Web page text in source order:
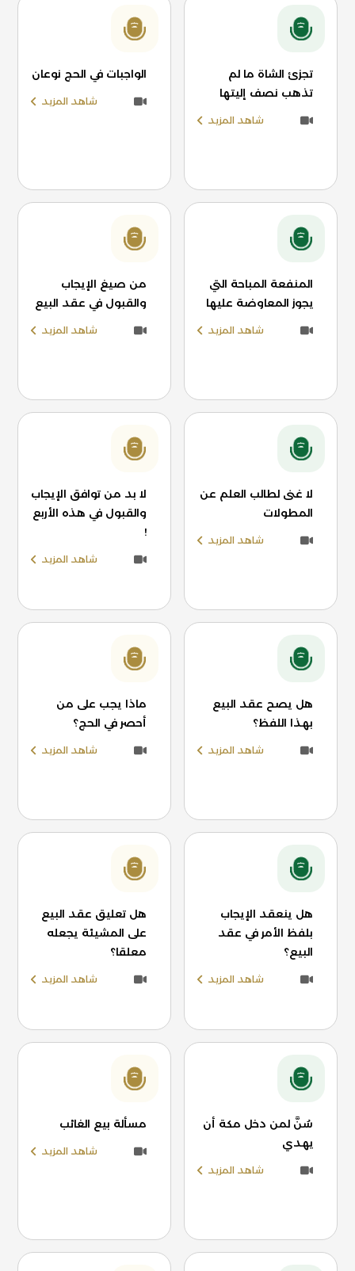
تجزئ الشاة ما لم
تذهب نصف إليتها
شاهد المزيد
الواجبات في الحج نوعان
شاهد المزيد
المنفعة المباحة التي
يجوز المعاوضة عليها
شاهد المزيد
من صيغ الإيجاب
والقبول في عقد البيع
شاهد المزيد
لا غنى لطالب العلم عن
المطولات
شاهد المزيد
لا بد من توافق الإيجاب
والقبول في هذه الأربع
!
شاهد المزيد
هل يصح عقد البيع
بهذا اللفظ؟
شاهد المزيد
ماذا يجب على من
أحصر في الحج؟
شاهد المزيد
هل ينعقد الإيجاب
بلفظ الأمر في عقد
البيع؟
شاهد المزيد
هل تعليق عقد البيع
على المشيئة يجعله
معلقا؟
شاهد المزيد
سُنَّ لمن دخل مكة أن
يهدي
شاهد المزيد
مسألة بيع الغائب
شاهد المزيد